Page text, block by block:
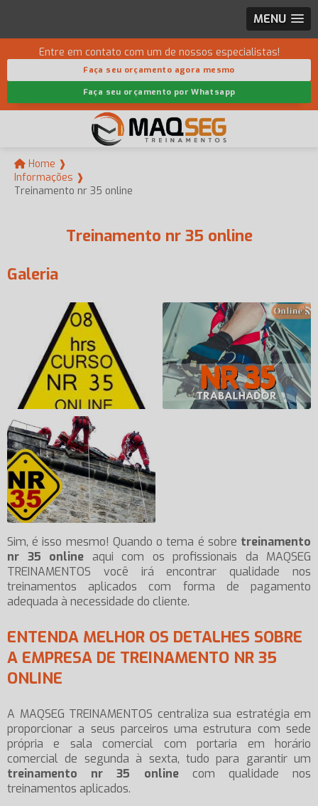
MENU
Entre em contato com um de nossos especialistas!
Faça seu orçamento agora mesmo
Faça seu orçamento por Whatsapp
Home ❱
Informações ❱
Treinamento nr 35 online
Treinamento nr 35 online
Galeria
Sim, é isso mesmo! Quando o tema é sobre treinamento
nr 35 online aqui com os profissionais da MAQSEG
TREINAMENTOS você irá encontrar qualidade nos
treinamentos aplicados com forma de pagamento
adequada à necessidade do cliente.
ENTENDA MELHOR OS DETALHES SOBRE
A EMPRESA DE TREINAMENTO NR 35
ONLINE
A MAQSEG TREINAMENTOS centraliza sua estratégia em
proporcionar a seus parceiros uma estrutura com sede
própria e sala comercial com portaria em horário
comercial de segunda à sexta, tudo para garantir um
treinamento nr 35 onlinecom qualidade nos
treinamentos aplicados.